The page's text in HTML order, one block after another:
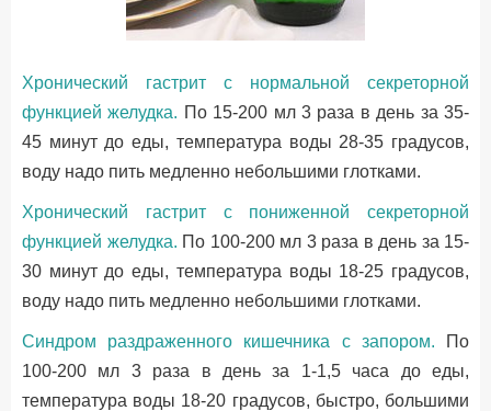
Хронический гастрит с нормальной секреторной
функцией желудка. По 15-200 мл 3 раза в день за 35-
45 минут до еды, температура воды 28-35 градусов,
воду надо пить медленно небольшими глотками.
Хронический гастрит с пониженной секреторной
функцией желудка. По 100-200 мл 3 раза в день за 15-
30 минут до еды, температура воды 18-25 градусов,
воду надо пить медленно небольшими глотками.
Синдром раздраженного кишечника с запором. По
100-200 мл 3 раза в день за 1-1,5 часа до еды,
температура воды 18-20 градусов, быстро, большими